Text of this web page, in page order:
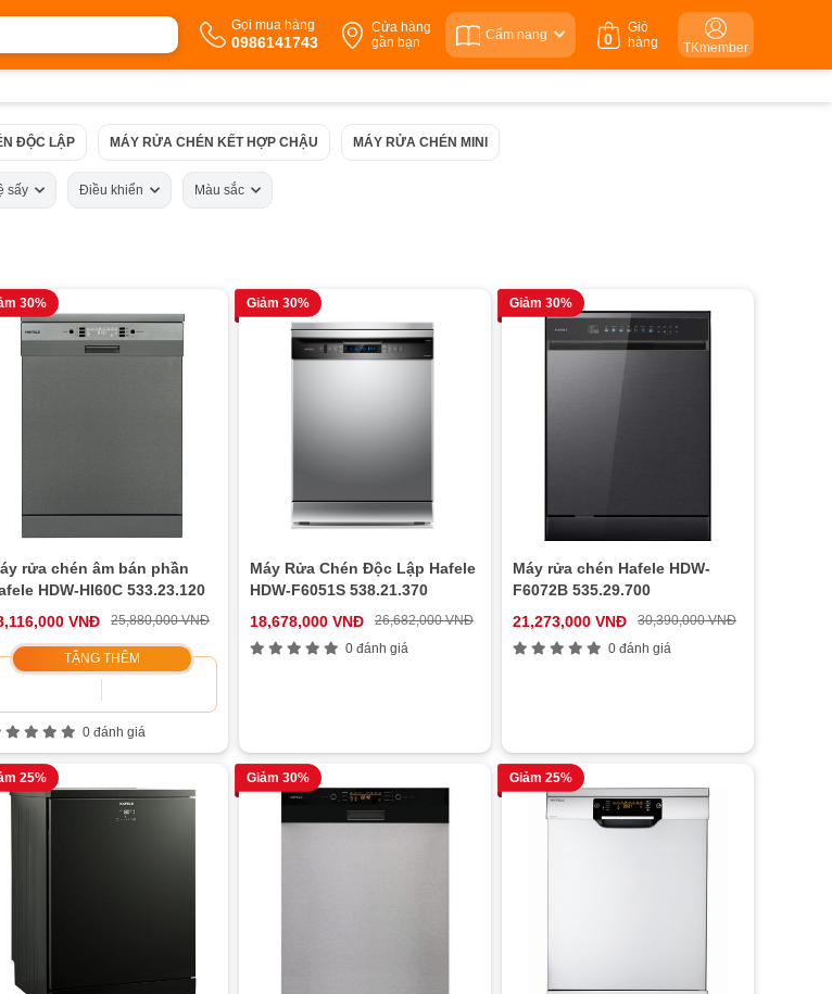
Gọi mua hàng
0986141743
Cửa hàng
gần bạn
Cẩm nang
Giỏ
hàng
0 TKmember
ĐỘC LẬP MÁY RỬA CHÉN KẾT HỢP CHẬU MÁY RỬA CHÉN MINI
sấy Điều khiển Màu sắc
30%
rửa chén âm bán phần
HDW-HI60C 533.23.120
VNĐ
25,880,000 VNĐ
TẶNG THÊM
0 đánh giá
Giảm 30%
Máy Rửa Chén Độc Lập Hafele
HDW-F6051S 538.21.370
18,678,000 VNĐ
26,682,000 VNĐ
0 đánh giá
Giảm 30%
Máy rửa chén Hafele HDW-
F6072B 535.29.700
21,273,000 VNĐ
30,390,000 VNĐ
0 đánh giá
25% Giảm 30% Giảm 25%